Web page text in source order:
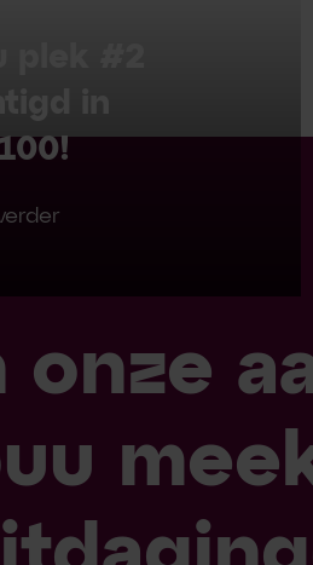
onze